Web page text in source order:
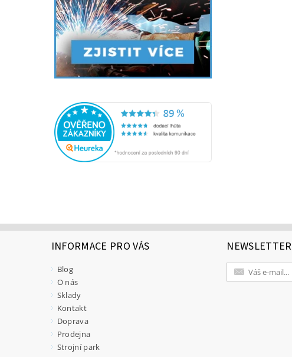
INFORMACE PRO VÁS
Blog
O nás
Sklady
Kontakt
Doprava
Prodejna
Strojní park
NEWSLETTER